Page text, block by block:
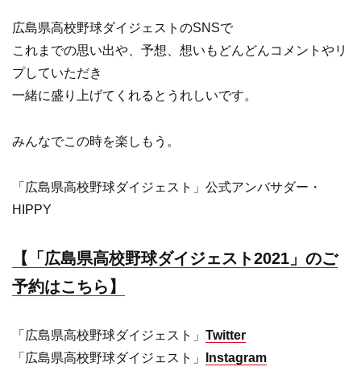
広島県高校野球ダイジェストのSNSで
これまでの思い出や、予想、想いもどんどんコメントやリ
プしていただき
一緒に盛り上げてくれるとうれしいです。
みんなでこの時を楽しもう。
「広島県高校野球ダイジェスト」公式アンバサダー・
HIPPY
【「広島県高校野球ダイジェスト2021」のご
予約はこちら】
「広島県高校野球ダイジェスト」 Twitter
「広島県高校野球ダイジェスト」
Instagram